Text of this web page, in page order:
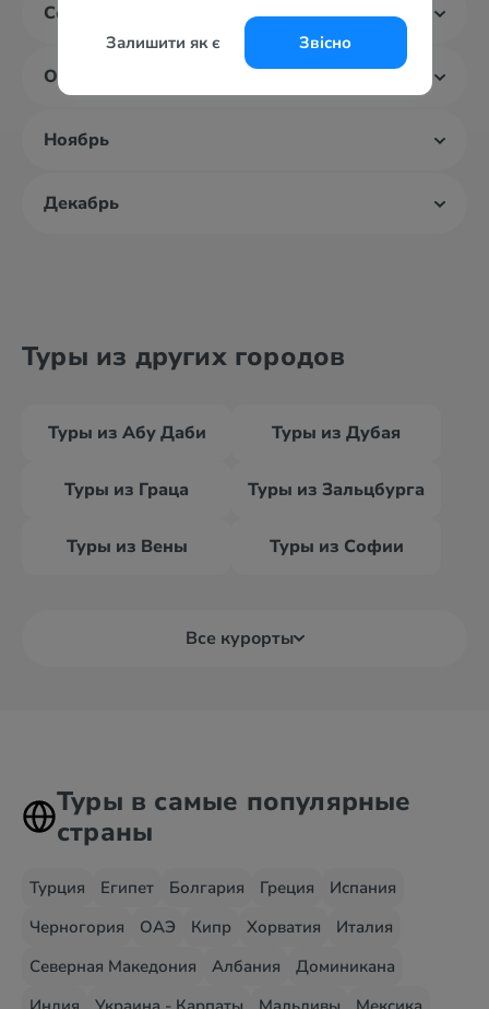
Залишити як є Звісно
Сентябрь
Октябрь
Ноябрь
Декабрь
Туры из других городов
Туры из Абу Даби Туры из Дубая
Туры из Граца Туры из Зальцбурга
Туры из Вены Туры из Софии
Все курорты
Туры в самые популярные
страны
Турция Египет Болгария Греция
Испания
Черногория
ОАЭ Кипр Хорватия
Италия
Северная Македония
Албания
Доминикана